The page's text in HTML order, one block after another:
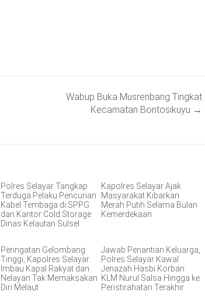
Wabup Buka Musrenbang Tingkat
Kecamatan Bontosikuyu →
Polres Selayar Tangkap
Terduga Pelaku Pencurian
Kabel Tembaga di SPPG
dan Kantor Cold Storage
Dinas Kelautan Sulsel
Kapolres Selayar Ajak
Masyarakat Kibarkan
Merah Putih Selama Bulan
Kemerdekaan
Peringatan Gelombang
Tinggi, Kapolres Selayar
Imbau Kapal Rakyat dan
Nelayan Tak Memaksakan
Diri Melaut
Jawab Penantian Keluarga,
Polres Selayar Kawal
Jenazah Hasbi Korban
KLM Nurul Salsa Hingga ke
Peristirahatan Terakhir